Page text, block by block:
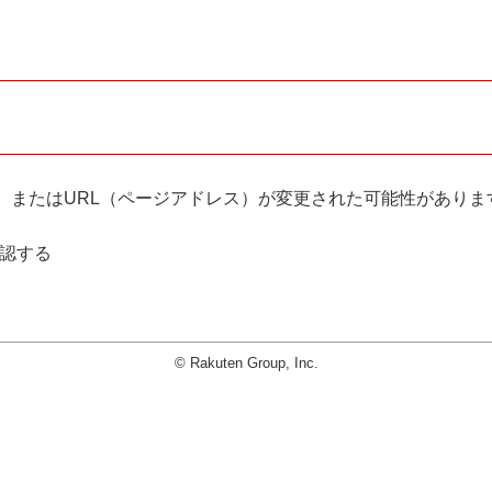
たはURL（ページアドレス）が変更された可能性がありま
する
© Rakuten Group, Inc.